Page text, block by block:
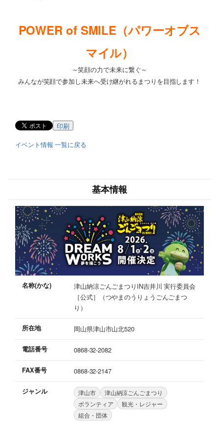
POWER of SMILE（パワーオブス
マイル）
～笑顔の力で未来に繋ぐ～
みんなが笑顔で参加し未来へ受け継がれるまつりを目指します！
印刷
イベント情報 一覧に戻る
基本情報
名称(かな)
津山納涼ごんごまつりIN吉井川 実行委員会
［公式］（つやまのうりょうごんごまつ
り）
所在地 岡山県津山市山北520
電話番号 0868-32-2082
FAX番号 0868-32-2147
ジャンル 津山市
津山納涼ごんごまつり
ボランティア
観光・レジャー
組合・団体